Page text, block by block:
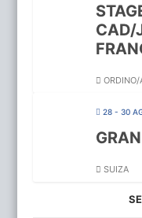
CAD/
ORDINO/
28 - 30
SUIZA